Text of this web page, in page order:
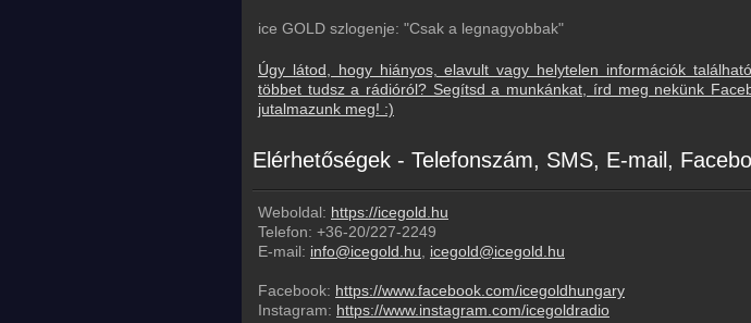
ice GOLD szlogenje: "Csak a legnagyobbak"
Úgy látod, hogy hiányos, elavult vagy helytelen információk
többet tudsz a rádióról? Segítsd a munkánkat, írd meg nekünk
jutalmazunk meg! :)
Elérhetőségek - Telefonszám, SMS, E-mail,
Weboldal: https://icegold.hu
Telefon: +36-20/227-2249
E-mail: info@icegold.hu, icegold@icegold.hu
Facebook: https://www.facebook.com/icegoldhungary
Instagram: https://www.instagram.com/icegoldradio